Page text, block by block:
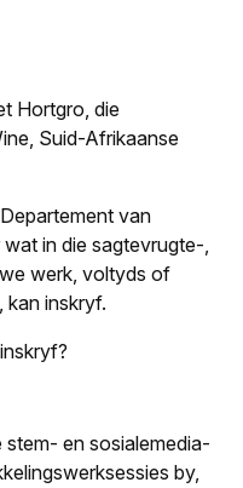
Hortgro, die
Suid-Afrikaanse
van
in die sagtevrugte-,
werk, voltyds of
kan inskryf.
en sosialemedia-
by,